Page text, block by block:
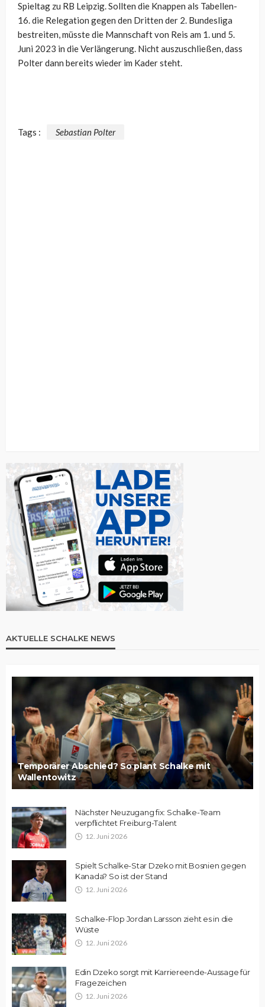
Spieltag zu RB Leipzig. Sollten die Knappen als Tabellen-
16. die Relegation gegen den Dritten der 2. Bundesliga
bestreiten, müsste die Mannschaft von Reis am 1. und 5.
Juni 2023 in die Verlängerung. Nicht auszuschließen, dass
Polter dann bereits wieder im Kader steht.
Tags : Sebastian Polter
AKTUELLE SCHALKE NEWS
Temporärer Abschied? So plant Schalke mit
Wallentowitz
Nächster Neuzugang fix: Schalke-Team
verpflichtet Freiburg-Talent
12. Juni 2026
Spielt Schalke-Star Dzeko mit Bosnien gegen
Kanada? So ist der Stand
12. Juni 2026
Schalke-Flop Jordan Larsson zieht es in die
Wüste
12. Juni 2026
Edin Dzeko sorgt mit Karriereende-Aussage für
Fragezeichen
12. Juni 2026